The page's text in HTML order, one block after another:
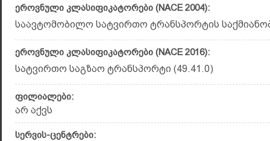
ეროვნული კლასიფიკატორები (NACE 2004):
საავტომობილო სატვირთო ტრანსპორტის
ეროვნული კლასიფიკატორები (NACE 2016):
სატვირთო საგზაო ტრანსპორტი (49.41.0)
ფილიალები:
არ აქვს
სერვის-ცენტრები: